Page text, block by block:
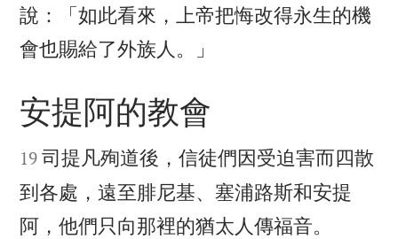
說：「如此看來，上帝把悔改得永生的機
會也賜給了外族人。」

安提阿的教會

19 司提凡殉道後，信徒們因受迫害而四散
到各處，遠至腓尼基、塞浦路斯和安提
阿，他們只向那裡的猶太人傳福音。